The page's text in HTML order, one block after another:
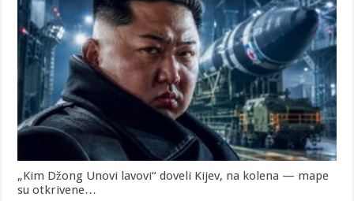
„Kim Džong Unovi lavovi“ doveli Kijev, na kolena — mape
su otkrivene…